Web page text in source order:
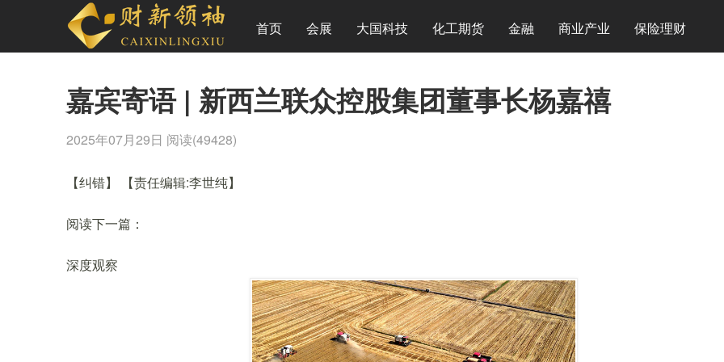
首页 会展 大国科技 化工期货 金融 商业产业 保险理财
嘉宾寄语 | 新西兰联众控股集团董事长杨嘉禧
2025年07月29日 阅读(49428)
【纠错】 【责任编辑:李世纯】
阅读下一篇：
深度观察